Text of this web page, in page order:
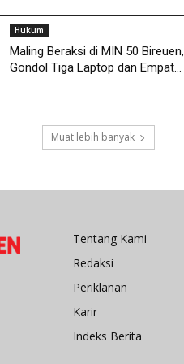
Hukum
Maling Beraksi di MIN 50 Bireuen,
Gondol Tiga Laptop dan Empat...
Muat lebih banyak
Tentang Kami
Redaksi
Periklanan
Karir
Indeks Berita